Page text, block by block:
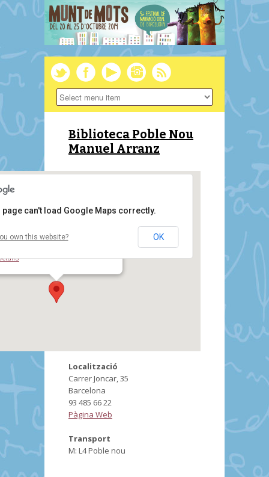
Biblioteca Poble Nou
Manuel Arranz
Poble Nou Manuel Arranz
page can't load Google Maps correctly.
own this website? OK
Localització
Carrer Joncar, 35
Barcelona
93 485 66 22
Pàgina Web
Transport
M: L4 Poble nou